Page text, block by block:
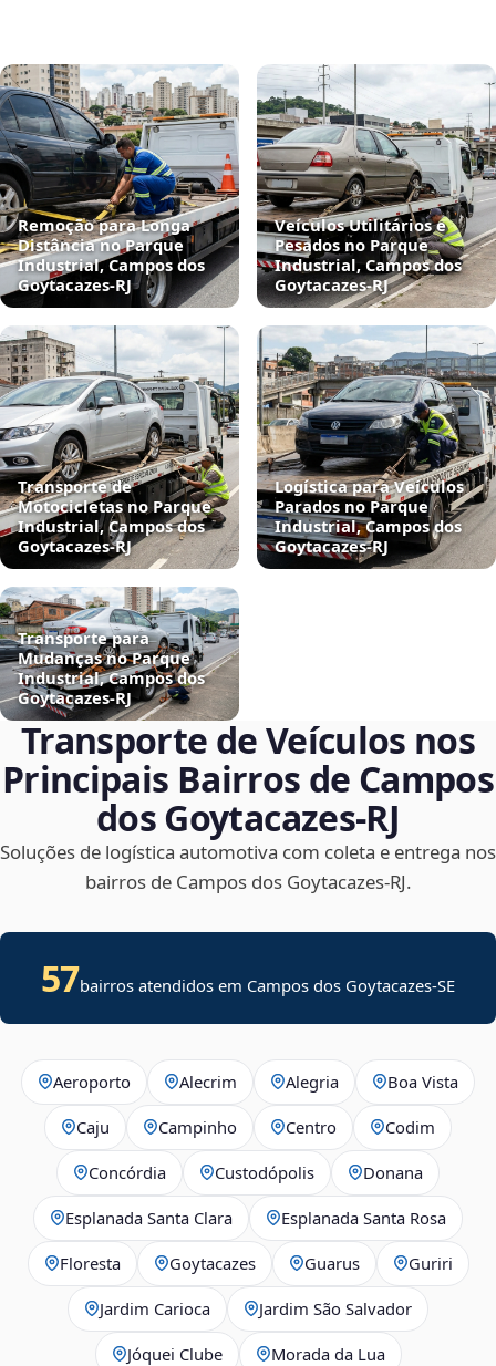
Remoção para Longa
Distância no Parque
Industrial, Campos dos
Goytacazes‑RJ
Veículos Utilitários e
Pesados no Parque
Industrial, Campos dos
Goytacazes‑RJ
Transporte de
Motocicletas no Parque
Industrial, Campos dos
Goytacazes‑RJ
Logística para Veículos
Parados no Parque
Industrial, Campos dos
Goytacazes‑RJ
Transporte para
Mudanças no Parque
Industrial, Campos dos
Goytacazes‑RJ
Transporte de Veículos nos
Principais Bairros de Campos
dos Goytacazes‑RJ
Soluções de logística automotiva com coleta e entrega nos
bairros de Campos dos Goytacazes‑RJ.
57bairros atendidos em Campos dos Goytacazes-SE
Aeroporto Alecrim Alegria Boa Vista
Caju Campinho Centro Codim
Concórdia Custodópolis Donana
Esplanada Santa Clara Esplanada Santa Rosa
Floresta Goytacazes Guarus Guriri
Jardim Carioca Jardim São Salvador
Jóquei Clube Morada da Lua